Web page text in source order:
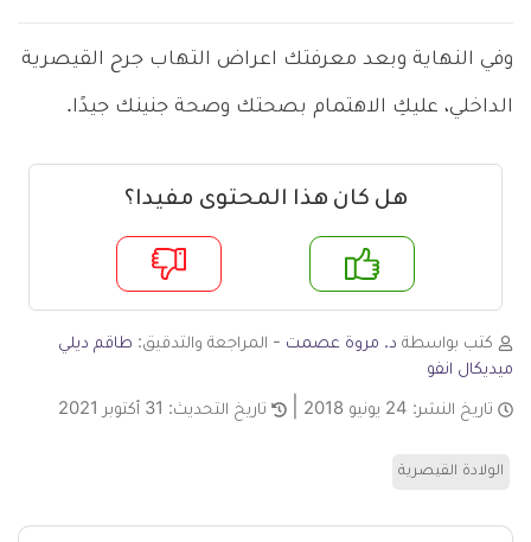
وفي النهاية وبعد معرفتك اعراض التهاب جرح القيصرية
الداخلي، عليكِ الاهتمام بصحتك وصحة جنينك جيدًا.
هل كان هذا المحتوى مفيدا؟
لا
كتب بواسطة د. مروة عصمت - المراجعة والتدقيق: طاقم ديلي
ميديكال انفو
تاريخ النشر: 24 يونيو 2018 تاريخ التحديث: 31 أكتوبر 2021
الولادة القيصرية